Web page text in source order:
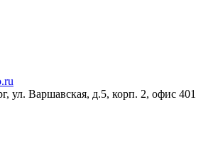
ул. Варшавская, д.5, корп. 2, офис 401